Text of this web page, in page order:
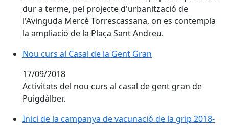
dur a terme, pel projecte d'urbanització de
l'Avinguda Mercè Torrescassana, on es contempla
la ampliació de la Plaça Sant Andreu.
Nou curs al Casal de la Gent Gran
Nou curs al Casal de la Gent Gran
17/09/2018
Activitats del nou curs al casal de gent gran de
Puigdàlber.
Inici de la campanya de vacunació de la grip 2018-
Inici de la campanya de vacunació de la grip 2018-